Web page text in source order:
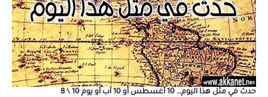
حدث في مثل هذا اليوم… 10 أغسطس أو 10 آب أو يوم 10 \ 8